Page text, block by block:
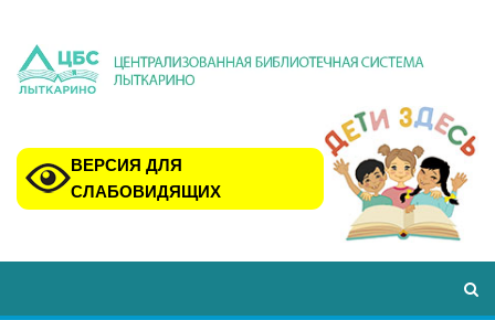
ВЕРСИЯ ДЛЯ
СЛАБОВИДЯЩИХ